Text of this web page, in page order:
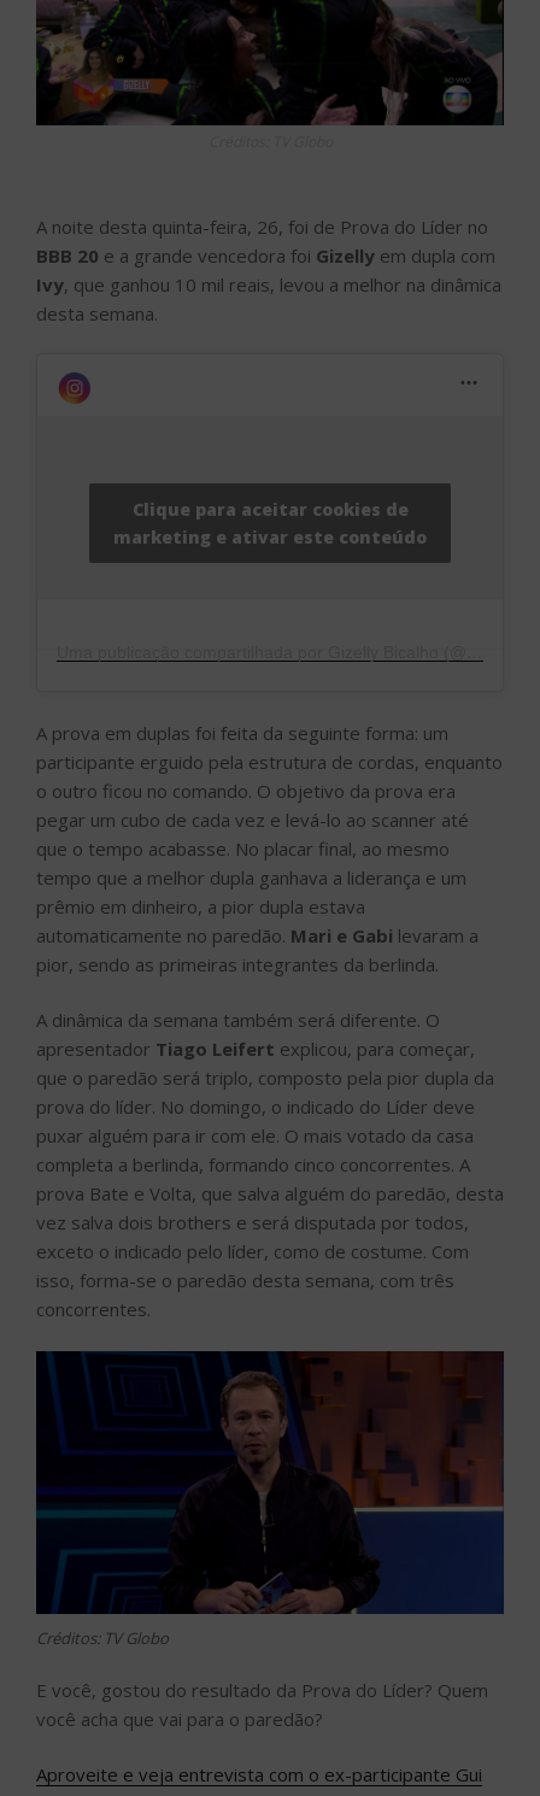
A noite desta quinta-feira, 26, foi de Prova do Líder no
BBB 20 e a grande vencedora foi Gizelly em dupla com
Ivy, que ganhou 10 mil reais, levou a melhor na dinâmica
desta semana.
Clique para aceitar cookies de
marketing e ativar este conteúdo
A prova em duplas foi feita da seguinte forma: um
participante erguido pela estrutura de cordas, enquanto
o outro ficou no comando. O objetivo da prova era
pegar um cubo de cada vez e levá-lo ao scanner até
que o tempo acabasse. No placar final, ao mesmo
tempo que a melhor dupla ganhava a liderança e um
prêmio em dinheiro, a pior dupla estava
automaticamente no paredão. Mari e Gabi levaram a
pior, sendo as primeiras integrantes da berlinda.
A dinâmica da semana também será diferente. O
apresentador Tiago Leifert explicou, para começar,
que o paredão será triplo, composto pela pior dupla da
prova do líder. No domingo, o indicado do Líder deve
puxar alguém para ir com ele. O mais votado da casa
completa a berlinda, formando cinco concorrentes. A
prova Bate e Volta, que salva alguém do paredão, desta
vez salva dois brothers e será disputada por todos,
exceto o indicado pelo líder, como de costume. Com
isso, forma-se o paredão desta semana, com três
concorrentes.
Créditos: TV Globo
E você, gostou do resultado da Prova do Líder? Quem
você acha que vai para o paredão?
Aproveite e veja entrevista com o ex-participante Gui